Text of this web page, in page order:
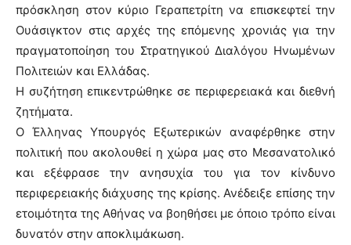
πρόσκληση στον κύριο Γεραπετρίτη να επισκεφτεί την
Ουάσιγκτον στις αρχές της επόμενης χρονιάς για την
πραγματοποίηση του Στρατηγικού Διαλόγου Ηνωμένων
Πολιτειών και Ελλάδας.
Η συζήτηση επικεντρώθηκε σε περιφερειακά και διεθνή
ζητήματα.
Ο Έλληνας Υπουργός Εξωτερικών αναφέρθηκε στην
πολιτική που ακολουθεί η χώρα μας στο Μεσανατολικό
και εξέφρασε την ανησυχία του για τον κίνδυνο
περιφερειακής διάχυσης της κρίσης. Ανέδειξε επίσης την
ετοιμότητα της Αθήνας να βοηθήσει με όποιο τρόπο είναι
δυνατόν στην αποκλιμάκωση.